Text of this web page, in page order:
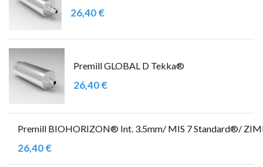
26,40 €
Premill GLOBAL D Tekka®
26,40 €
Premill BIOHORIZON® Int. 3.5mm/ MIS 7 Standard®/
26,40 €